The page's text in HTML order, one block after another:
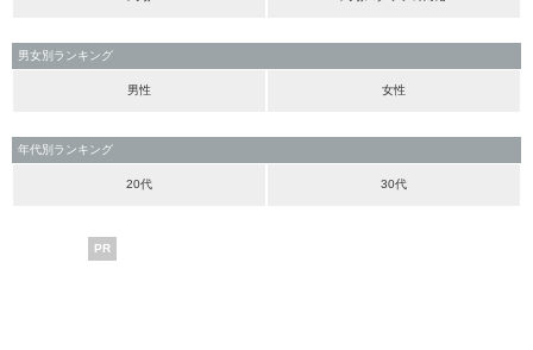
男女別ランキング
男性 女性
年代別ランキング
20代 30代
PR